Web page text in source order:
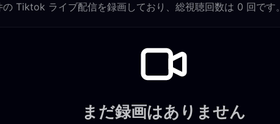
Tiktok ライブ配信を録画しており、総視聴回数は 0 回です。
まだ録画はありません